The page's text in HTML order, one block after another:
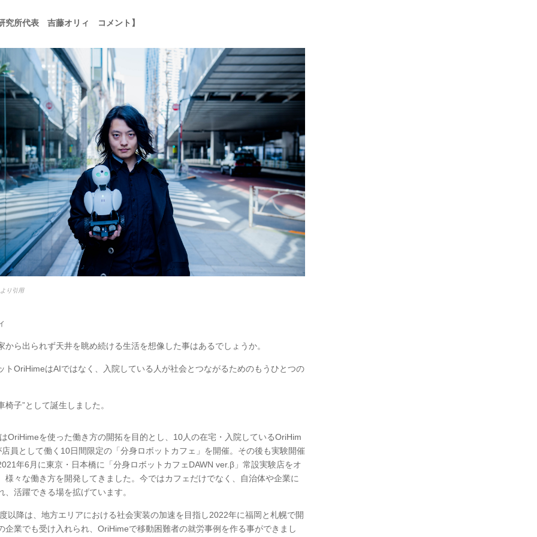
究所代表 吉藤オリィ コメント】
り引用
から出られず天井を眺め続ける生活を想像した事はあるでしょうか。
トOriHimeはAIではなく、入院している人が社会とつながるためのもうひとつの
椅子”として誕生しました。
OriHimeを使った働き方の開拓を目的とし、10人の在宅・入院しているOriHim
員として働く10日間限定の「分身ロボットカフェ」を開催。その後も実験開催
年6月に東京・日本橋に「分身ロボットカフェDAWN ver.β」常設実験店をオ
様々な働き方を開発してきました。今ではカフェだけでなく、自治体や企業に
、活躍できる場を拡げています。
降は、地方エリアにおける社会実装の加速を目指し2022年に福岡と札幌で開
企業でも受け入れられ、OriHimeで移動困難者の就労事例を作る事ができまし